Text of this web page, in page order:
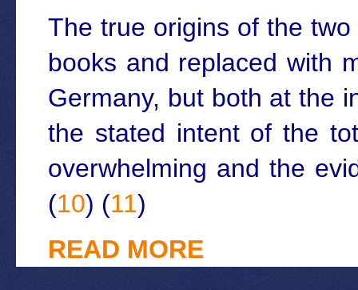
The true origins of the
books and replaced with
Germany, but both at the
the stated intent of the
overwhelming and the
(10) (11)
READ MORE